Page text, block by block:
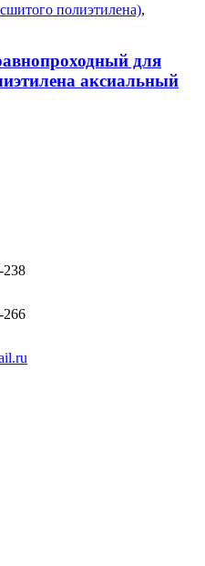
полиэтилена),
для
аксиальный
238
266